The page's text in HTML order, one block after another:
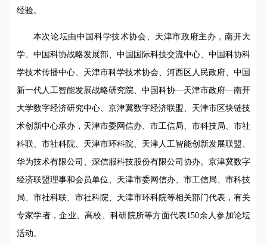
经验。
本次论坛由中国科学技术协会、天津市政府主办，南开大
学、中国科协战略发展部、中国国际科技交流中心、中国科协科
学技术传播中心、天津市科学技术协会、河西区人民政府、中国
新一代人工智能发展战略研究院、中国科协—天津市政府—南开
大学数字经济研究中心、京津冀数字经济联盟、天津市区块链技
术创新中心承办，天津市委网信办、市工信局、市科技局、市社
科联、市社科院、天津市环科院、天津人工智能创新发展联盟、
华为技术有限公司、深信服科技股份有限公司协办。京津冀数字
经济联盟理事和会员单位、天津市委网信办、市工信局、市科技
局、市社科联、市社科院、天津市环科院等相关部门代表，有关
专家学者，企业、高校、科研院所等方面代表150余人参加论坛
活动。